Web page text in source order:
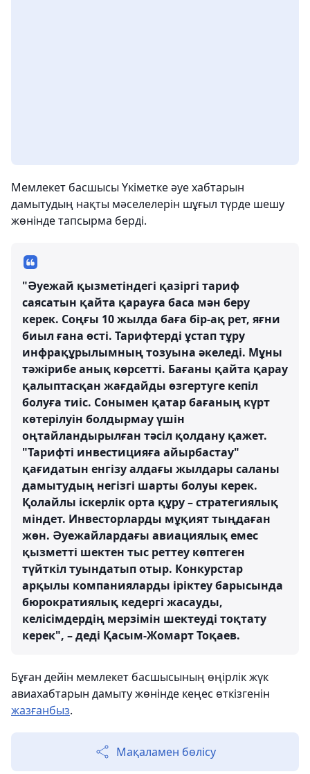
Мемлекет басшысы Үкіметке әуе хабтарын
дамытудың нақты мәселелерін шұғыл түрде шешу
жөнінде тапсырма берді.
"Әуежай қызметіндегі қазіргі тариф
саясатын қайта қарауға баса мән беру
керек. Соңғы 10 жылда баға бір-ақ рет, яғни
биыл ғана өсті. Тарифтерді ұстап тұру
инфрақұрылымның тозуына әкеледі. Мұны
тәжірибе анық көрсетті. Бағаны қайта қарау
қалыптасқан жағдайды өзгертуге кепіл
болуға тиіс. Сонымен қатар бағаның күрт
көтерілуін болдырмау үшін
оңтайландырылған тәсіл қолдану қажет.
"Тарифті инвестицияға айырбастау"
қағидатын енгізу алдағы жылдары саланы
дамытудың негізгі шарты болуы керек.
Қолайлы іскерлік орта құру – стратегиялық
міндет. Инвесторларды мұқият тыңдаған
жөн. Әуежайлардағы авиациялық емес
қызметті шектен тыс реттеу көптеген
түйткіл туындатып отыр. Конкурстар
арқылы компанияларды іріктеу барысында
бюрократиялық кедергі жасауды,
келісімдердің мерзімін шектеуді тоқтату
керек", – деді Қасым-Жомарт Тоқаев.
Бұған дейін мемлекет басшысының өңірлік жүк
авиахабтарын дамыту жөнінде кеңес өткізгенін
жазғанбыз.
Мақаламен бөлісу